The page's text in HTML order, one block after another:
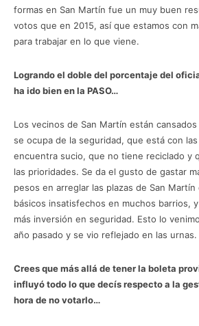
formas en San Martín fue un muy buen
votos que en 2015, así que estamos con
para trabajar en lo que viene.
Logrando el doble del porcentaje del
ha ido bien en la PASO…
Los vecinos de San Martín están
se ocupa de la seguridad, que está con
encuentra sucio, que no tiene reciclado y
las prioridades. Se da el gusto de gastar
pesos en arreglar las plazas de San
básicos insatisfechos en muchos barrios,
más inversión en seguridad. Esto lo
año pasado y se vio reflejado en las urnas.
Crees que más allá de tener la boleta
influyó todo lo que decís respecto a la
hora de no votarlo…